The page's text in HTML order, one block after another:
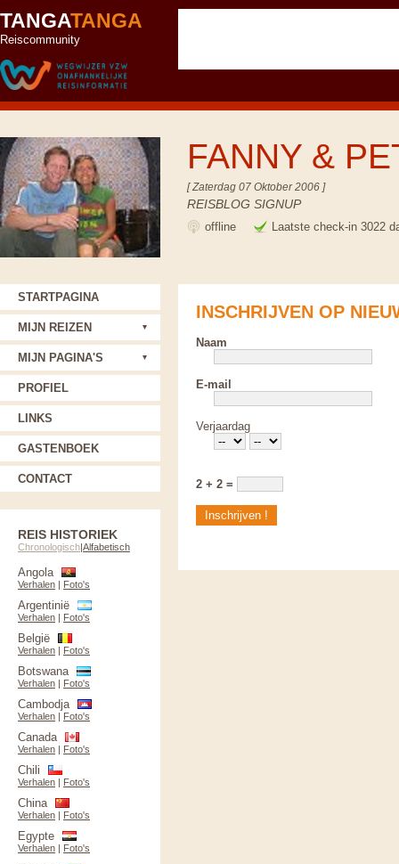
TANGATANGA
Reiscommunity
FANNY &
[ Zaterdag 07 Oktober 2006 ]
REISBLOG SIGNUP
offline Laatste check-in 3022
INSCHRIJVEN OP
Naam
E-mail
Verjaardag
2 + 2 =
STARTPAGINA
MIJN REIZEN
MIJN PAGINA'S
PROFIEL
LINKS
GASTENBOEK
CONTACT
REIS HISTORIEK
Chronologisch|Alfabetisch
Angola
Verhalen | Foto's
Argentinië
Verhalen | Foto's
België
Verhalen | Foto's
Botswana
Verhalen | Foto's
Cambodja
Verhalen | Foto's
Canada
Verhalen | Foto's
Chili
Verhalen | Foto's
China
Verhalen | Foto's
Egypte
Verhalen | Foto's